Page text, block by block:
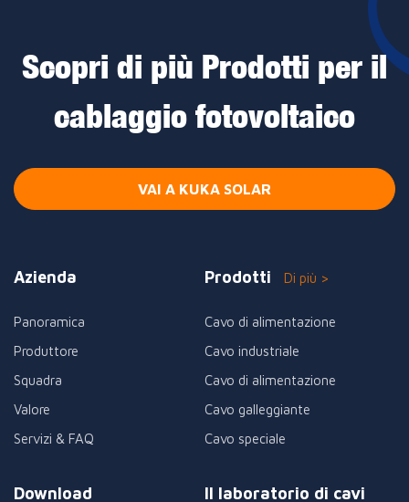
Scopri di più Prodotti per il
cablaggio fotovoltaico
VAI A KUKA SOLAR
Azienda
Panoramica
Produttore
Squadra
Valore
Servizi & FAQ
Prodotti Di più >
Cavo di alimentazione
Cavo industriale
Cavo di alimentazione
Cavo galleggiante
Cavo speciale
Download Il laboratorio di cavi